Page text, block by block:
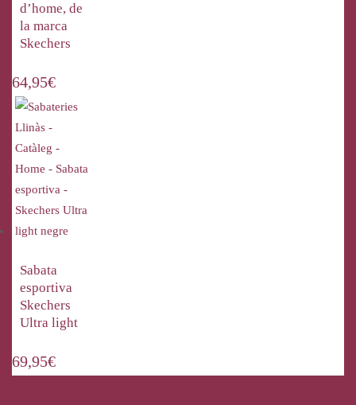
d’home, de
la marca
Skechers
64,95€
Sabata
esportiva
Skechers
Ultra light
69,95€